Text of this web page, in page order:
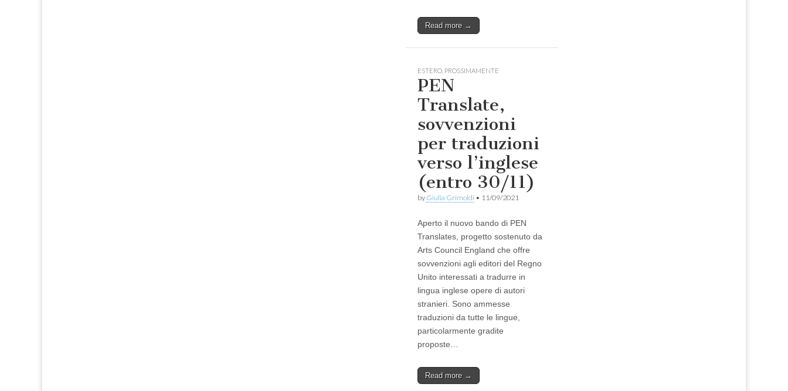
Read more →
ESTERO PROSSIMAMENTE
PEN
Translate,
sovvenzioni
per traduzioni
verso l’inglese
(entro 30/11)
by Giulia Grimoldi • 11/09/2021
Aperto il nuovo bando di PEN
Translates, progetto sostenuto da
Arts Council England che offre
sovvenzioni agli editori del Regno
Unito interessati a tradurre in
lingua inglese opere di autori
stranieri. Sono ammesse
traduzioni da tutte le lingue,
particolarmente gradite
proposte…
Read more →